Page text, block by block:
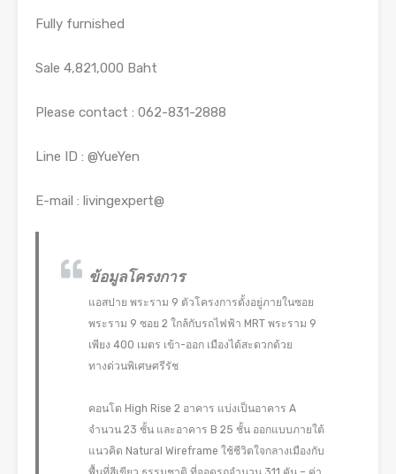
Fully furnished
Sale 4,821,000 Baht
Please contact : 062-831-2888
Line ID : @YueYen
E-mail : livingexpert@
ข้อมูลโครงการ
แอสปาย พระราม 9 ตัวโครงการตั้งอยู่ภายในซอย
พระราม 9 ซอย 2 ใกล้กับรถไฟฟ้า MRT พระราม 9
เพียง 400 เมตร เข้า-ออก เมืองได้สะดวกด้วย
ทางด่วนพิเศษศรีรัช
คอนโด High Rise 2 อาคาร แบ่งเป็นอาคาร A
จำนวน 23 ชั้น และอาคาร B 25 ชั้น ออกแบบภายใต้
แนวคิด Natural Wireframe ใช้ชีวิตใจกลางเมืองกับ